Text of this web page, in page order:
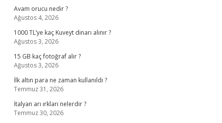
Avam orucu nedir ?
Ağustos 4, 2026
1000 TL’ye kaç Kuveyt dinarı alınır ?
Ağustos 3, 2026
15 GB kaç fotoğraf alır ?
Ağustos 3, 2026
İlk altın para ne zaman kullanıldı ?
Temmuz 31, 2026
İtalyan arı ırkları nelerdir ?
Temmuz 30, 2026